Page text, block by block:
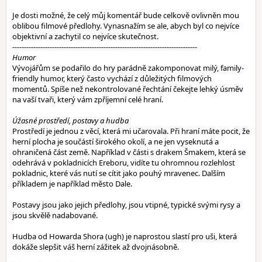
Je dosti možné, že celý můj komentář bude celkově ovlivněn mou
oblibou filmové předlohy. Vynasnažím se ale, abych byl co nejvíce
objektivní a zachytil co nejvíce skutečnost.
-------------------------------------------------------------------------------
Humor
Vývojářům se podařilo do hry parádně zakomponovat milý, family-
friendly humor, který často vychází z důležitých filmových
momentů. Spíše než nekontrolované řechtání čekejte lehký úsměv
na vaší tvaři, který vám zpříjemní celé hraní.
Úžasné prostředí, postavy a hudba
Prostředí je jednou z věcí, která mi učarovala. Při hraní máte pocit, že
herní plocha je součástí širokého okolí, a ne jen vyseknutá a
ohraničená část země. Například v části s drakem Šmakem, která se
odehrává v pokladnicích Ereboru, vidíte tu ohromnou rozlehlost
pokladnic, které vás nutí se cítit jako pouhý mravenec. Dalším
příkladem je například město Dale.
Postavy jsou jako jejich předlohy, jsou vtipné, typické svými rysy a
jsou skvělě nadabované.
Hudba od Howarda Shora (ugh) je naprostou slastí pro uši, která
dokáže slepšit váš herní zážitek až dvojnásobně.